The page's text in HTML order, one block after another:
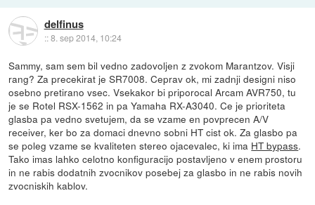
delfinus
::8. sep 2014, 10:24
Sammy, sam sem bil vedno zadovoljen z zvokom Marantzov. Visji
rang? Za precekirat je SR7008. Ceprav ok, mi zadnji designi niso
osebno pretirano vsec. Vsekakor bi priporocal Arcam AVR750, tu
je se Rotel RSX-1562 in pa Yamaha RX-A3040. Ce je prioriteta
glasba pa vedno svetujem, da se vzame en povprecen A/V
receiver, ker bo za domaci dnevno sobni HT cist ok. Za glasbo pa
se poleg vzame se kvaliteten stereo ojacevalec, ki ima HT bypass.
Tako imas lahko celotno konfiguracijo postavljeno v enem prostoru
in ne rabis dodatnih zvocnikov posebej za glasbo in ne rabis novih
zvocniskih kablov.